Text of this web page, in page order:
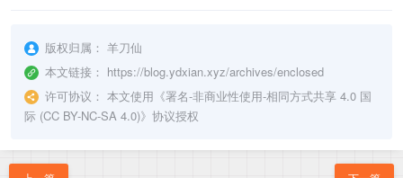
版权归属： 羊刀仙
本文链接： https://blog.ydxian.xyz/archives/enclosed
许可协议： 本文使用《署名-非商业性使用-相同方式共享 4.0 国
际 (CC BY-NC-SA 4.0)》协议授权